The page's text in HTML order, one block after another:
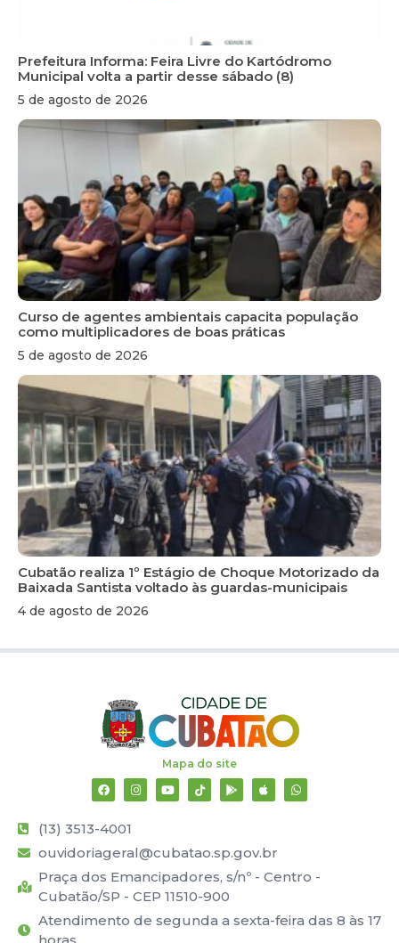
Prefeitura Informa: Feira Livre do Kartódromo
Municipal volta a partir desse sábado (8)
5 de agosto de 2026
Curso de agentes ambientais capacita população
como multiplicadores de boas práticas
5 de agosto de 2026
Cubatão realiza 1º Estágio de Choque Motorizado da
Baixada Santista voltado às guardas-municipais
4 de agosto de 2026
Mapa do site
(13) 3513-4001
ouvidoriageral@cubatao.sp.gov.br
Praça dos Emancipadores, s/nº - Centro -
Cubatão/SP - CEP 11510-900
Atendimento de segunda a sexta-feira das 8 às 17